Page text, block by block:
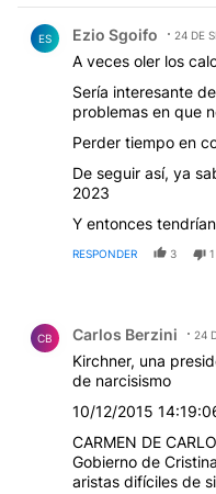
ES Ezio Sgoifo 24 DE
A veces oler los
Sería interesante
problemas en que
Perder tiempo en
De seguir así, ya
2023
Y entonces
RESPONDER 3 1
CB Carlos Berzini 24
Kirchner, una
de narcisismo
10/12/2015
CARMEN DE
Gobierno de
aristas difíciles de